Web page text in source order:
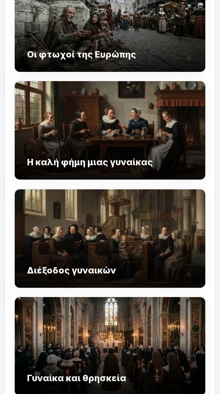
Οι φτωχοί της Ευρώπης
Η καλή φήμη μιας γυναίκας
Διέξοδος γυναικών
Γυναίκα και θρησκεία